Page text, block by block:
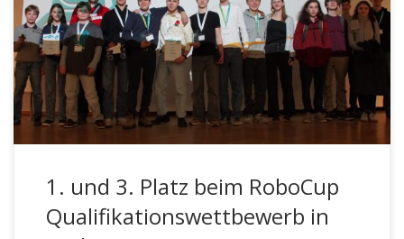
Am 14. und 15 Februar 2026 haben sich die Teams des
Arndt-Gymnasiums im Wista-Event Bunsensaal in Berlin
Adlershof den Herausforderungen […]
1. und 3. Platz beim RoboCup
Qualifikationswettbewerb in